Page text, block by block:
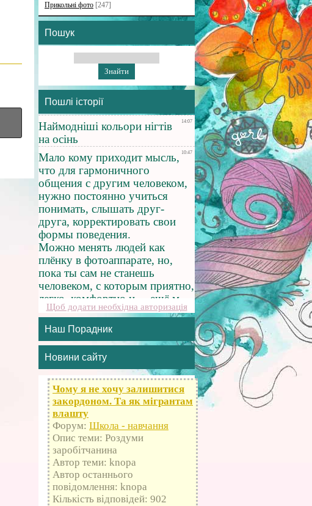
Прикольні фото [247]
Пошук
Пошлі історії
Щоб додати необхідна авторизація
Наш Порадник
Новини сайту
Чому я не хочу залишитися
закордоном. Та як мігрантам
влашту
Форум: Школа - навчання
Опис теми: Роздуми
заробітчанина
Автор теми: knopa
Автор останнього
повідомлення: knopa
Кількість відповідей: 902